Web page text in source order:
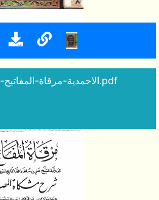
21 - الاحمدية-مرقاة-المفاتيح-شرح-مشكاة.pdf